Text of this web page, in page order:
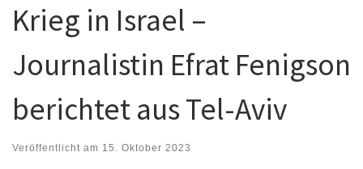
Krieg in Israel –
Journalistin Efrat Fenigson
berichtet aus Tel-Aviv
Veröffentlicht am 15. Oktober 2023